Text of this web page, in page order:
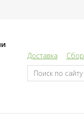
Доставка